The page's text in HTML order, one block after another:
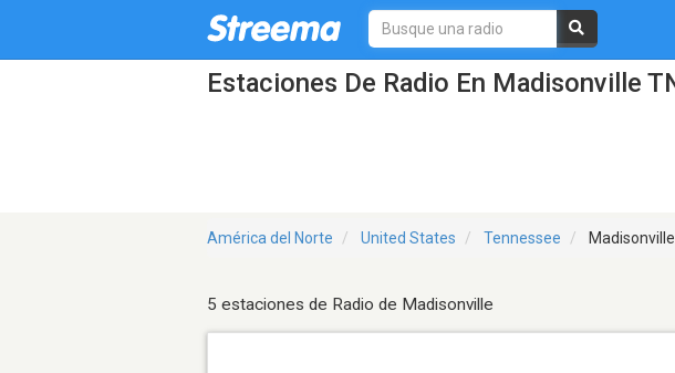
Estaciones De Radio En Madisonville
América del Norte United States Tennessee Madisonville
5 estaciones de Radio de Madisonville